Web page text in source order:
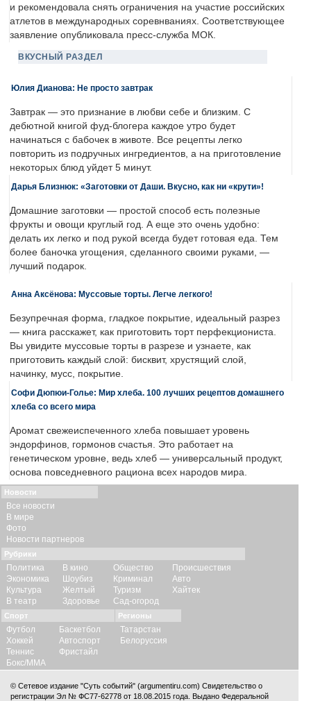
и рекомендовала снять ограничения на участие российских
атлетов в международных соревнваниях. Соответствующее
заявление опубликовала пресс-служба МОК.
ВКУСНЫЙ РАЗДЕЛ
Юлия Дианова: Не просто завтрак
Завтрак — это признание в любви себе и близким. С
дебютной книгой фуд-блогера каждое утро будет
начинаться с бабочек в животе. Все рецепты легко
повторить из подручных ингредиентов, а на приготовление
некоторых блюд уйдет 5 минут.
Дарья Близнюк: «Заготовки от Даши. Вкусно, как ни «крути»!
Домашние заготовки — простой способ есть полезные
фрукты и овощи круглый год. А еще это очень удобно:
делать их легко и под рукой всегда будет готовая еда. Тем
более баночка угощения, сделанного своими руками, —
лучший подарок.
Анна Аксёнова: Муссовые торты. Легче легкого!
Безупречная форма, гладкое покрытие, идеальный разрез
— книга расскажет, как приготовить торт перфекциониста.
Вы увидите муссовые торты в разрезе и узнаете, как
приготовить каждый слой: бисквит, хрустящий слой,
начинку, мусс, покрытие.
Софи Дюпюи-Голье: Мир хлеба. 100 лучших рецептов домашнего
хлеба со всего мира
Аромат свежеиспеченного хлеба повышает уровень
эндорфинов, гормонов счастья. Это работает на
генетическом уровне, ведь хлеб — универсальный продукт,
основа повседневного рациона всех народов мира.
Новости
Все новости
В мире
Фото
Новости партнеров
Рубрики
Политика
Экономика
Культура
В театр
В кино
Шоубиз
Желтый
Здоровье
Общество
Криминал
Туризм
Сад-огород
Происшествия
Авто
Хайтек
Спорт
Футбол
Хоккей
Теннис
Бокс/ММА
Баскетбол
Автоспорт
Фристайл
Регионы
Татарстан
Белоруссия
© Сетевое издание "Суть событий" (argumentiru.com) Свидетельство о
регистрации Эл № ФС77-62778 от 18.08.2015 года. Выдано Федеральной